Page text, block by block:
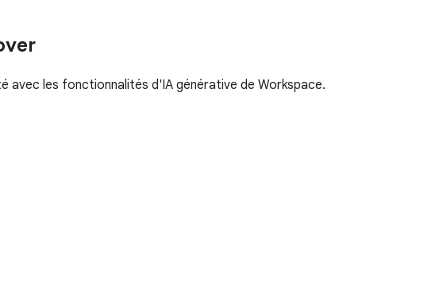
les fonctionnalités d'IA générative de Workspace.